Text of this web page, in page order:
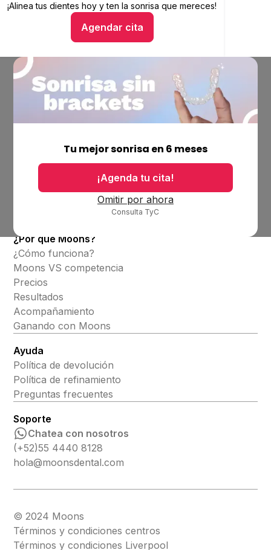
¡Alinea tus dientes hoy yten la sonrisa que mereces!
Agendar cita
Alinea tus dientes hoy y ten la sonrisa que mereces
Hablar con un asesor
Tu mejor sonrisa en 6 meses
¡Agenda tu cita!
Omitir por ahora
Consulta TyC
Ubicaciones
Bolsa de trabajo
¿Por qué Moons?
¿Cómo funciona?
Moons VS competencia
Precios
Resultados
Acompañamiento
Ganando con Moons
Ayuda
Política de devolución
Política de refinamiento
Preguntas frecuentes
Soporte
Chatea con nosotros
(+52)55 4440 8128
hola@moonsdental.com
© 2024 Moons
Términos y condiciones centros
Términos y condiciones Liverpool